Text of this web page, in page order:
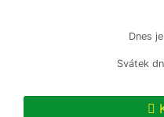
Dnes je
Svátek